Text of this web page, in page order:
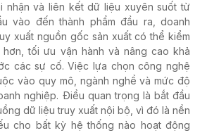
nhận và liên kết dữ liệu xuyên suốt từ
vào đến thành phẩm đầu ra, doanh
xuất nguồn gốc sản xuất có thể kiểm
tối ưu vận hành và nâng cao khả
các sự cố. Việc lựa chọn công nghệ
vào quy mô, ngành nghề và mức độ
nghiệp. Điều quan trọng là bắt đầu
dữ liệu truy xuất nội bộ, vì đó là nền
cho bất kỳ hệ thống nào hoạt động